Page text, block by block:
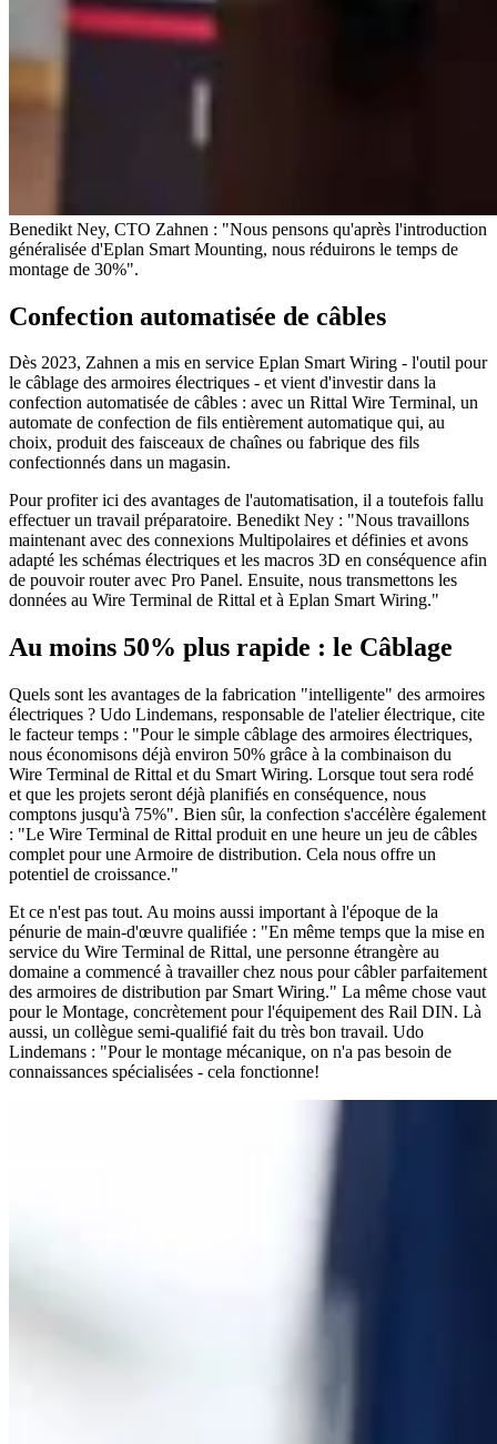
Benedikt Ney, CTO Zahnen : "Nous pensons qu'après l'introduction
généralisée d'Eplan Smart Mounting, nous réduirons le temps de
montage de 30%".
Confection automatisée de câbles
Dès 2023, Zahnen a mis en service Eplan Smart Wiring - l'outil pour
le câblage des armoires électriques - et vient d'investir dans la
confection automatisée de câbles : avec un Rittal Wire Terminal, un
automate de confection de fils entièrement automatique qui, au
choix, produit des faisceaux de chaînes ou fabrique des fils
confectionnés dans un magasin.
Pour profiter ici des avantages de l'automatisation, il a toutefois fallu
effectuer un travail préparatoire. Benedikt Ney : "Nous travaillons
maintenant avec des connexions Multipolaires et définies et avons
adapté les schémas électriques et les macros 3D en conséquence afin
de pouvoir router avec Pro Panel. Ensuite, nous transmettons les
données au Wire Terminal de Rittal et à Eplan Smart Wiring."
Au moins 50% plus rapide : le Câblage
Quels sont les avantages de la fabrication "intelligente" des armoires
électriques ? Udo Lindemans, responsable de l'atelier électrique, cite
le facteur temps : "Pour le simple câblage des armoires électriques,
nous économisons déjà environ 50% grâce à la combinaison du
Wire Terminal de Rittal et du Smart Wiring. Lorsque tout sera rodé
et que les projets seront déjà planifiés en conséquence, nous
comptons jusqu'à 75%". Bien sûr, la confection s'accélère également
: "Le Wire Terminal de Rittal produit en une heure un jeu de câbles
complet pour une Armoire de distribution. Cela nous offre un
potentiel de croissance."
Et ce n'est pas tout. Au moins aussi important à l'époque de la
pénurie de main-d'œuvre qualifiée : "En même temps que la mise en
service du Wire Terminal de Rittal, une personne étrangère au
domaine a commencé à travailler chez nous pour câbler parfaitement
des armoires de distribution par Smart Wiring." La même chose vaut
pour le Montage, concrètement pour l'équipement des Rail DIN. Là
aussi, un collègue semi-qualifié fait du très bon travail. Udo
Lindemans : "Pour le montage mécanique, on n'a pas besoin de
connaissances spécialisées - cela fonctionne!